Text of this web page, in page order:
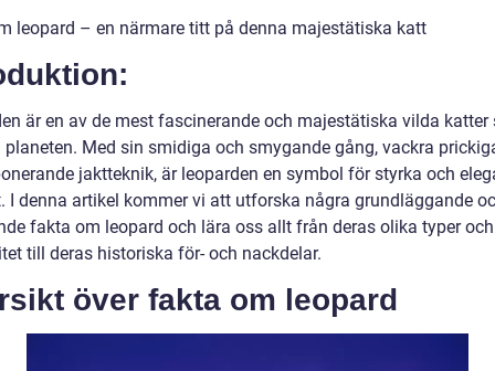
leopard – en närmare titt på denna majestätiska katt
är en av de mest fascinerande och majestätiska vilda katter
planeten. Med sin smidiga och smygande gång, vackra
jaktteknik, är leoparden en symbol för styrka och
I denna artikel kommer vi att utforska några grundläggande
fakta om leopard och lära oss allt från deras olika typer och
till deras historiska för- och nackdelar.
över fakta om leopard